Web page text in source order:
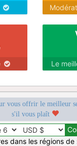
Le
vous offrir le meilleur
s'il vous plaît
dans les régions de